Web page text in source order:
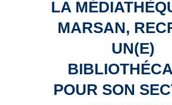
ACTIVITÉS DU
AGENDA
LA
MARSAN,
UN(E)
POUR SON